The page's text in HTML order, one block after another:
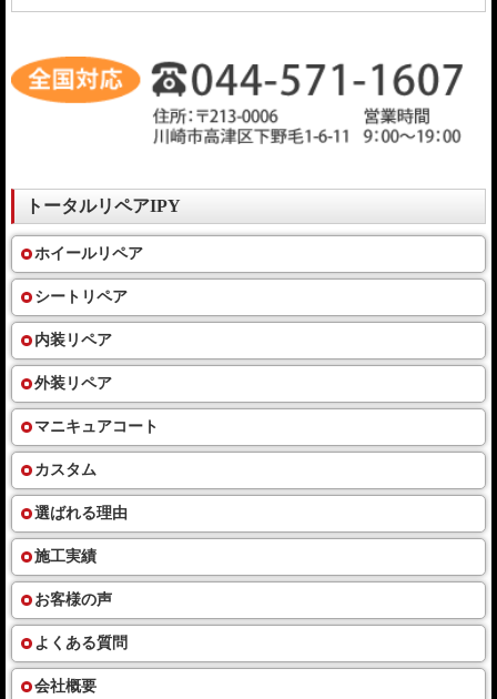
トータルリペアIPY
ホイールリペア
シートリペア
内装リペア
外装リペア
マニキュアコート
カスタム
選ばれる理由
施工実績
お客様の声
よくある質問
会社概要